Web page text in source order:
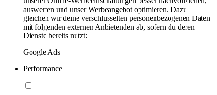
auswerten und unser Werbeangebot optimieren. Dazu
gleichen wir deine verschlüsselten personenbezogenen Daten
mit folgenden externen Anbietenden ab, sofern du deren
Dienste bereits nutzt:
Google Ads
Performance